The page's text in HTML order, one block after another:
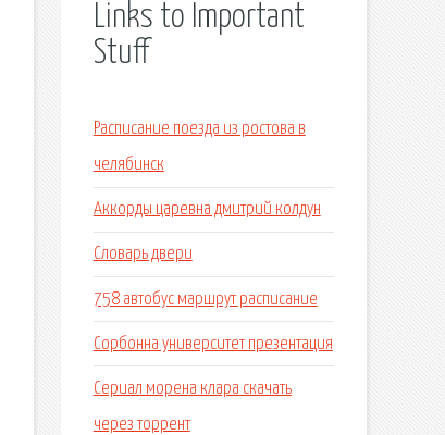
Links to Important
Stuff
Расписание поезда из ростова в
челябинск
Аккорды царевна дмитрий колдун
Словарь двери
758 автобус маршрут расписание
Сорбонна университет презентация
Сериал морена клара скачать
через торрент